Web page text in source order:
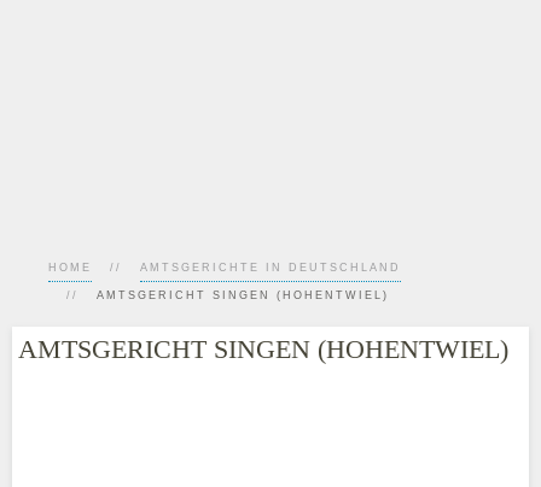
HOME AMTSGERICHTE IN DEUTSCHLAND
AMTSGERICHT SINGEN (HOHENTWIEL)
AMTSGERICHT SINGEN (HOHENTWIEL)